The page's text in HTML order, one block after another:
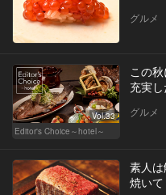
グルメ
Vol.33
Editor's Choice～hotel～
この
充実
グルメ
素人
焼い